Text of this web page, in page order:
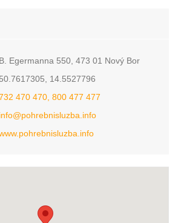
B. Egermanna 550, 473 01 Nový Bor
50.7617305, 14.5527796
470 470, 800 477 477
info@pohrebnisluzba.info